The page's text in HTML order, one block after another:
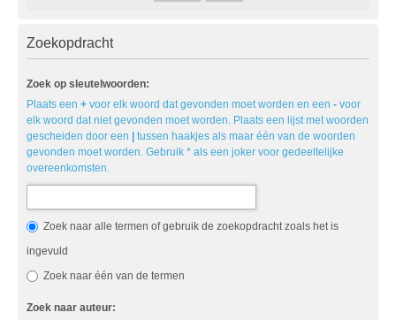
Zoekopdracht
Zoek op sleutelwoorden:
Plaats een + voor elk woord dat gevonden moet worden en een - voor
elk woord dat niet gevonden moet worden. Plaats een lijst met woorden
gescheiden door een | tussen haakjes als maar één van de woorden
gevonden moet worden. Gebruik * als een joker voor gedeeltelijke
overeenkomsten.
Zoek naar alle termen of gebruik de zoekopdracht zoals het is
ingevuld
Zoek naar één van de termen
Zoek naar auteur: